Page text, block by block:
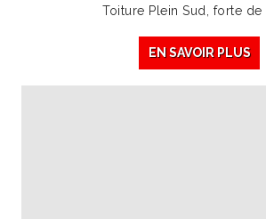
Toiture Plein Sud, forte de
EN SAVOIR PLUS